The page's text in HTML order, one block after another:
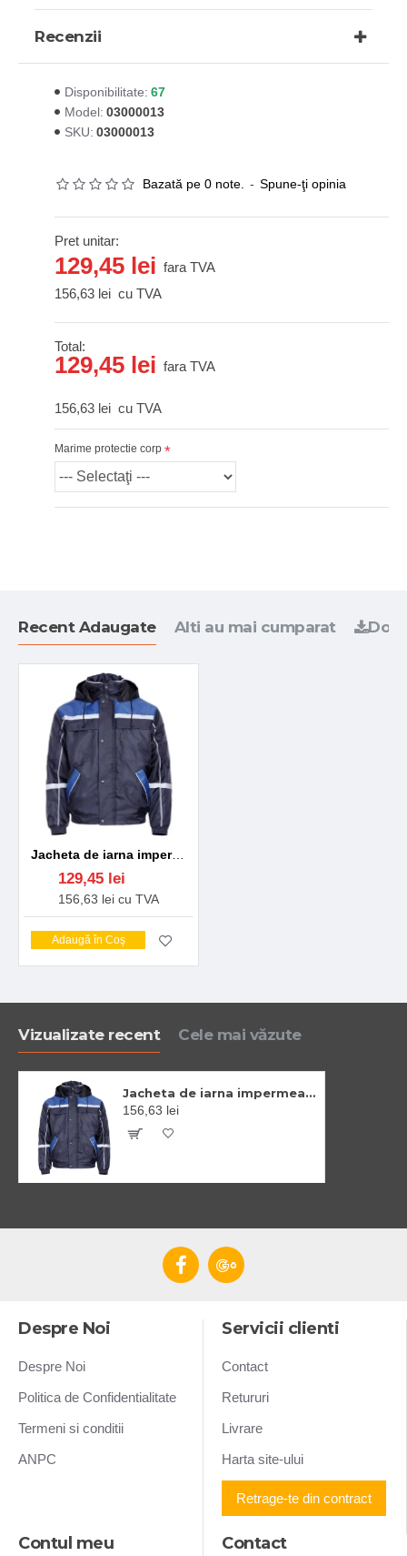
Recenzii
Disponibilitate: 67
Model: 03000013
SKU: 03000013
Bazată pe 0 note. - Spune-ţi opinia
Pret unitar:
129,45 lei fara TVA
156,63 lei cu TVA
Total:
129,45 lei fara TVA
156,63 lei cu TVA
Marime protectie corp
Recent Adaugate Alti au mai cumparat
Jacheta de iarna impermeabila cu dungi reflectorizante, bleumarin cu albastru
129,45 lei
156,63 lei cu TVA
Adaugă în Coş
Vizualizate recent Cele mai văzute
Jacheta de iarna impermeabila cu dungi reflectorizante, bleumarin cu albastru
156,63 lei
Despre Noi
Despre Noi
Politica de Confidentialitate
Termeni si conditii
ANPC
Servicii clienti
Contact
Retururi
Livrare
Harta site-ului
Retrage-te din contract
Contul meu Contact